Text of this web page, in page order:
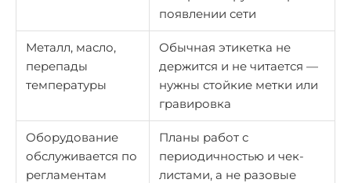
появлении сети
Металл, масло,
перепады
температуры
Обычная этикетка не
держится и не читается —
нужны стойкие метки или
гравировка
Оборудование
обслуживается по
регламентам
Планы работ с
периодичностью и чек-
листами, а не разовые